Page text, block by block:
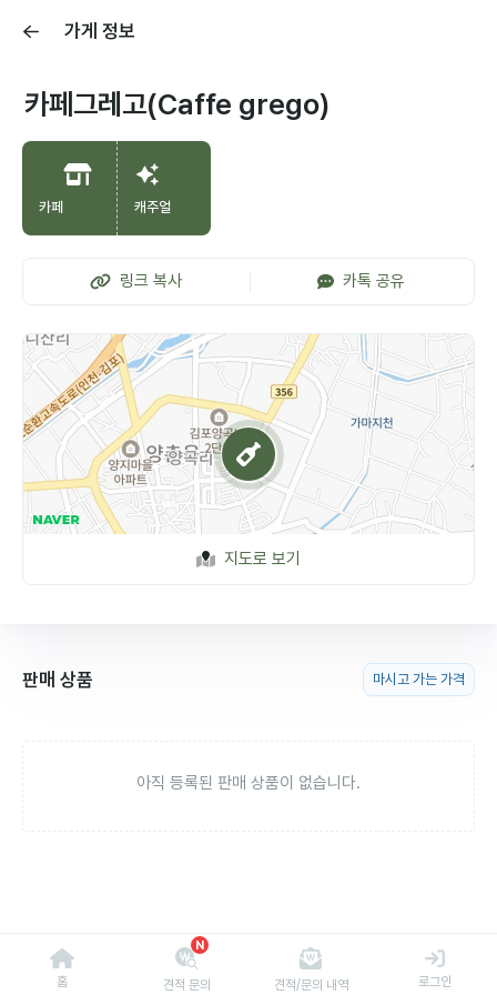
가게 정보
카페그레고(Caffe grego)
카페 캐주얼
링크 복사 카톡 공유
지도로 보기
판매 상품 마시고 가는 가격
아직 등록된 판매 상품이 없습니다.
홈
N
견적 문의 견적/문의 내역 로그인